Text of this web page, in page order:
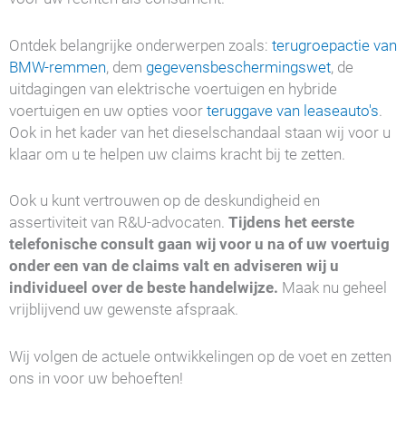
Ontdek belangrijke onderwerpen zoals: terugroepactie van
BMW-remmen, dem gegevensbeschermingswet, de
uitdagingen van elektrische voertuigen en hybride
voertuigen en uw opties voor teruggave van leaseauto's
Ook in het kader van het dieselschandaal staan wij voor u
klaar om u te helpen uw claims kracht bij te zetten.
Ook u kunt vertrouwen op de deskundigheid en
assertiviteit van R&U-advocaten. Tijdens het eerste
telefonische consult gaan wij voor u na of uw voertuig
onder een van de claims valt en adviseren wij u
individueel over de beste handelwijze. Maak nu geheel
vrijblijvend uw gewenste afspraak.
Wij volgen de actuele ontwikkelingen op de voet en zetten
ons in voor uw behoeften!